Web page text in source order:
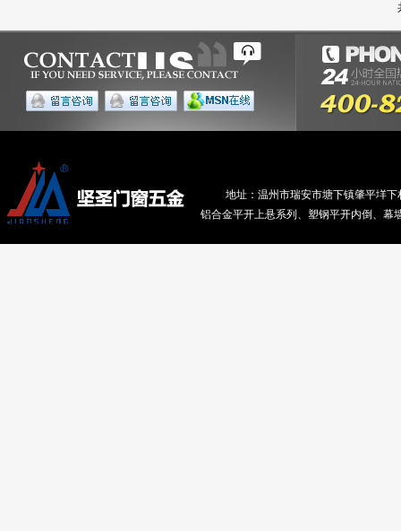
地址：温州市瑞安市塘下镇肇平垟
铝合金平开上悬系列、塑钢平开内倒、幕